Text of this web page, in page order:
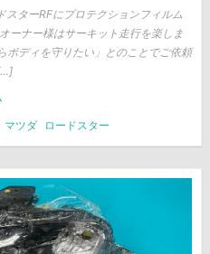
ターRFにプロテクションフィルム
ーナー様はサーキット走行を楽しま
ボディを守りたい」とのことでご依頼
マツダ ロードスター